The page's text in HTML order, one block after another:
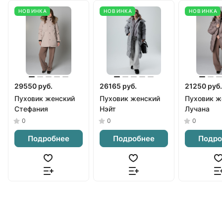
НОВИНКА
29550 руб.
Пуховик женский
Стефания
0
Подробнее
НОВИНКА
26165 руб.
Пуховик женский
Нэйт
0
Подробнее
НОВИНКА
21250 руб.
Пуховик
Лучана
0